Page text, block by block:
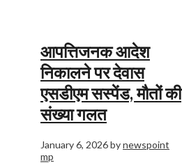
आपत्तिजनक आदेश
निकालने पर देवास
एसडीएम सस्पेंड, मौतों की
संख्या गलत
January 6, 2026bynewspoint
mp